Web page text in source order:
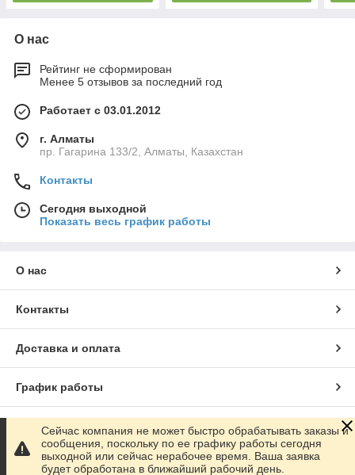
О нас
Рейтинг не сформирован
Менее 5 отзывов за последний год
Работает с 03.01.2012
г. Алматы
пр. Гагарина 133/2, Алматы, Казахстан
Контакты
Сегодня выходной
Показать весь график работы
О нас
Контакты
Доставка и оплата
График работы
Полная версия сайта
Сайт создан на маркетплейсеSatu.kz
Сейчас компания не может быстро обрабатывать заказы и
сообщения, поскольку по ее графику работы сегодня
выходной или сейчас нерабочее время. Ваша заявка
будет обработана в ближайший рабочий день.